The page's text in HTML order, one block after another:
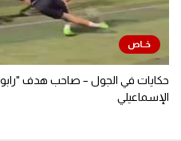
حكايات في الجول – صاحب هدف
الإسماعيلي